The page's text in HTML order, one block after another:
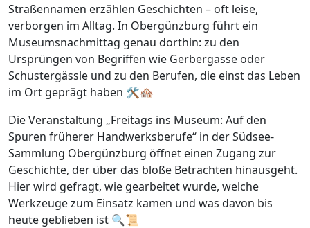
Straßennamen erzählen Geschichten – oft leise,
verborgen im Alltag. In Obergünzburg führt ein
Museumsnachmittag genau dorthin: zu den
Ursprüngen von Begriffen wie Gerbergasse oder
Schustergässle und zu den Berufen, die einst das Leben
im Ort geprägt haben 🛠️🏘️
Die Veranstaltung „Freitags ins Museum: Auf den
Spuren früherer Handwerksberufe“ in der Südsee-
Sammlung Obergünzburg öffnet einen Zugang zur
Geschichte, der über das bloße Betrachten hinausgeht.
Hier wird gefragt, wie gearbeitet wurde, welche
Werkzeuge zum Einsatz kamen und was davon bis
heute geblieben ist 🔍📜